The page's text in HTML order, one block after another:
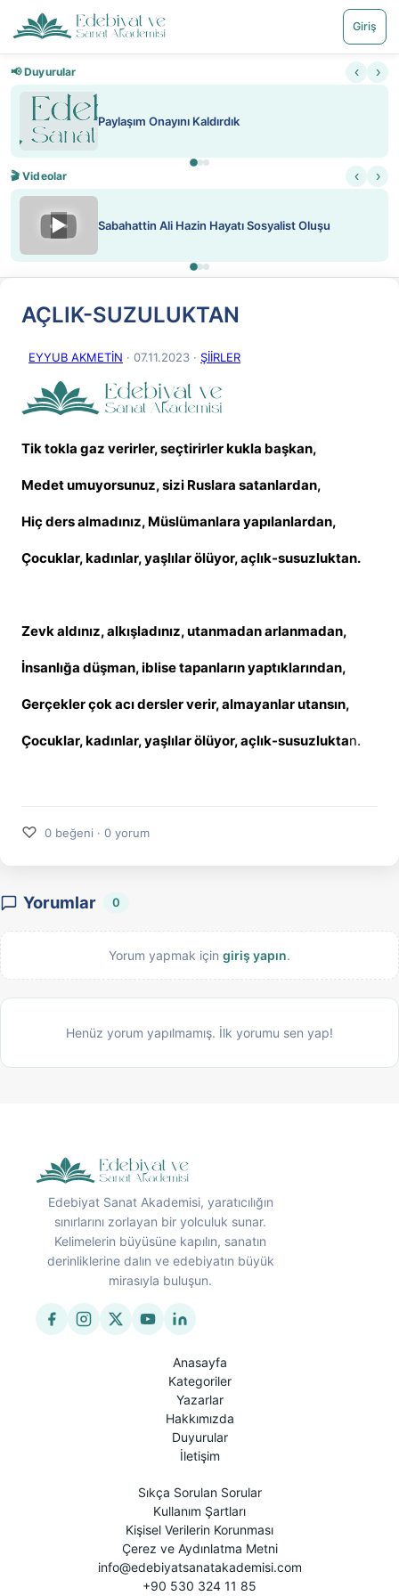
Giriş
📢 Duyurular ‹ ›
Paylaşım Onayını Kaldırdık
🎬 Videolar ‹ ›
▶ Sabahattin Ali Hazin Hayatı Sosyalist Oluşu
AÇLIK-SUZULUKTAN
EYYUB AKMETİN · 07.11.2023 · ŞİİRLER
Tik tokla gaz verirler, seçtirirler kukla başkan,
Medet umuyorsunuz, sizi Ruslara satanlardan,
Hiç ders almadınız, Müslümanlara yapılanlardan,
Çocuklar, kadınlar, yaşlılar ölüyor, açlık-susuzluktan.
Zevk aldınız, alkışladınız, utanmadan arlanmadan,
İnsanlığa düşman, iblise tapanların yaptıklarından,
Gerçekler çok acı dersler verir, almayanlar utansın,
Çocuklar, kadınlar, yaşlılar ölüyor, açlık-susuzluktan.
♡ 0 beğeni · 0 yorum
Yorumlar 0
Yorum yapmak için giriş yapın.
Henüz yorum yapılmamış. İlk yorumu sen yap!
Edebiyat Sanat Akademisi, yaratıcılığın
sınırlarını zorlayan bir yolculuk sunar.
Kelimelerin büyüsüne kapılın, sanatın
derinliklerine dalın ve edebiyatın büyük
mirasıyla buluşun.
Anasayfa
Kategoriler
Yazarlar
Hakkımızda
Duyurular
İletişim
Sıkça Sorulan Sorular
Kullanım Şartları
Kişisel Verilerin Korunması
Çerez ve Aydınlatma Metni
info@edebiyatsanatakademisi.com
+90 530 324 11 85